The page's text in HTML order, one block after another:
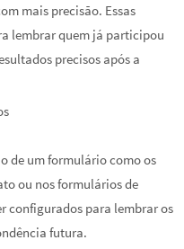
mais precisão. Essas
lembrar quem já participou
precisos após a
de um formulário como os
ou nos formulários de
configurados para lembrar os
futura.